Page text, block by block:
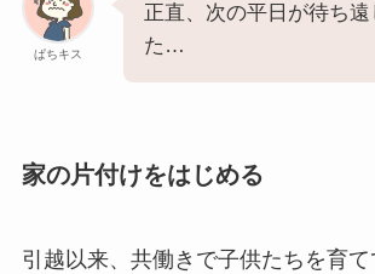
ぱちキス
正直、次の平日が待ち遠
た…
家の片付けをはじめる
引越以来、共働きで子供たちを育